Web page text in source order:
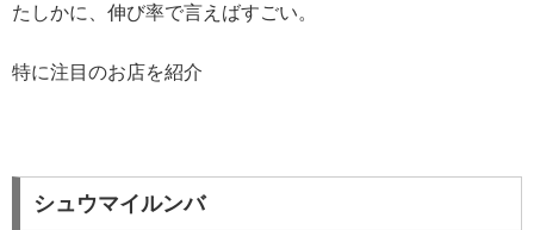
たしかに、伸び率で言えばすごい。
特に注目のお店を紹介
シュウマイルンバ